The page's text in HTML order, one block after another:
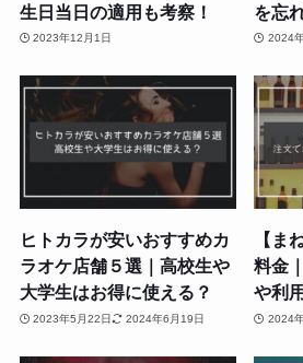
生日当日の適用も考察！
2023年12月1日
を忘
2024
ヒトカラが安いおすすめカ
ラオケ店舗５選｜高校生や
大学生はお得に使える？
2023年5月22日 2024年6月19日
【ま
料金
や利
2024